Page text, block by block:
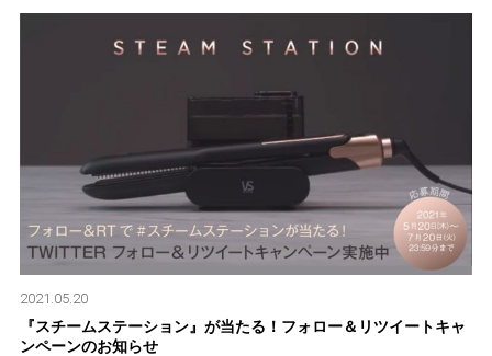
2021.05.20
『スチームステーション』が当たる！フォロー＆リツイートキャ
ンペーンのお知らせ